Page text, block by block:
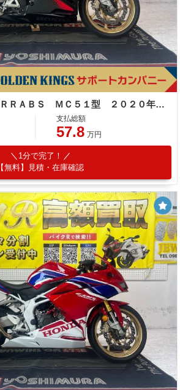
ホンダ ＣＢＲ２５０ＲＲＡＢＳ ＭＣ５１型 ２０２０年モデル
支払総額
57.8 万円
1分で完了！
【無料】見積・在庫確認